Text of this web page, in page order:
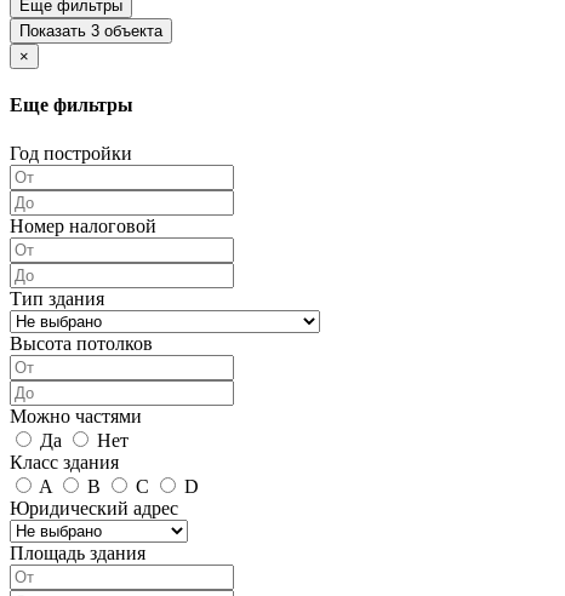
Еще фильтры
Показать 3 объекта
×
Еще фильтры
Год постройки
Номер налоговой
Тип здания
Высота потолков
Можно частями
Да
Нет
Класс здания
A
B C
D
Юридический адрес
Площадь здания